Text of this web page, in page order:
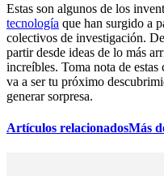
Estas son algunos de los
tecnología que han surgido a
colectivos de investigación.
partir desde ideas de lo más
increíbles. Toma nota de
va a ser tu próximo
generar sorpresa.
Artículos relacionadosMás